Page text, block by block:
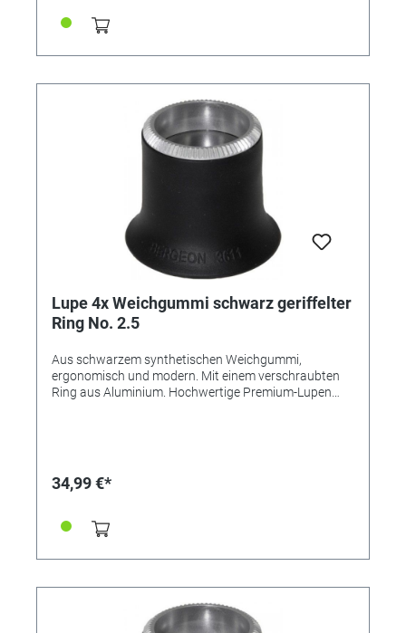
4,0x Referenz 345571 - Vergrößerung 5,0x Referenz
345572 - Vergrößerung 6,7x
Lupe 4x Weichgummi schwarz geriffelter
Ring No. 2.5
Aus schwarzem synthetischen Weichgummi,
ergonomisch und modern. Mit einem verschraubten
Ring aus Aluminium. Hochwertige Premium-Lupen
345568 - Vergrößerung 2,8x Referenz 345569 -
4,0x Referenz 345571 - Vergrößerung 5,0x Referenz
345572 - Vergrößerung 6,7x
34,99 €*